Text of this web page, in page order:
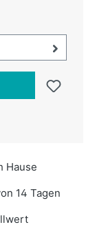
Hause
14 Tagen